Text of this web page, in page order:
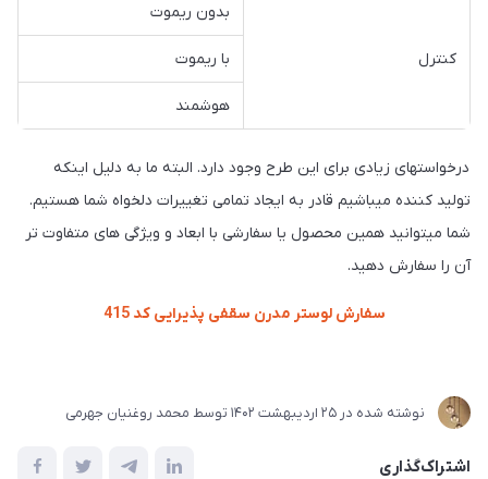
کنترل
بدون ریموت
با ریموت
هوشمند
درخواستهای زیادی برای این طرح وجود دارد. البته ما به دلیل اینکه
تولید کننده میباشیم قادر به ایجاد تمامی تغییرات دلخواه شما هستیم.
شما میتوانید همین محصول یا سفارشی با ابعاد و ویژگی های متفاوت تر
آن را سفارش دهید.
سفارش لوستر مدرن سقفی پذیرایی کد 415
نوشته شده در 25 ارديبهشت 1402 توسط محمد روغنیان جهرمی
اشتراک‌گذاری